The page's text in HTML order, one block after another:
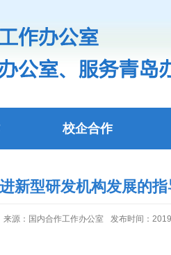
校企合作
进新型研发机构发展的指
来源：国内合作工作办公室 发布时间：